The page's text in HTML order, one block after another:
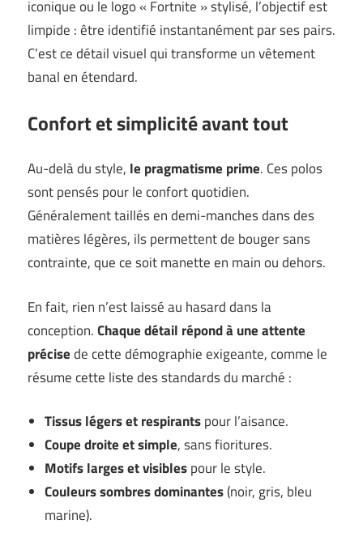
iconique ou le logo « Fortnite » stylisé, l’objectif est
limpide : être identifié instantanément par ses pairs.
C’est ce détail visuel qui transforme un vêtement
banal en étendard.
Confort et simplicité avant tout
Au-delà du style, le pragmatisme prime. Ces polos
sont pensés pour le confort quotidien.
Généralement taillés en demi-manches dans des
matières légères, ils permettent de bouger sans
contrainte, que ce soit manette en main ou dehors.
En fait, rien n’est laissé au hasard dans la
conception.Chaque détail répond à une attente
précisede cette démographie exigeante, comme le
résume cette liste des standards du marché :
Tissus légers et respirantspour l’aisance.
Coupe droite et simple, sans fioritures.
Motifs larges et visiblespour le style.
Couleurs sombres dominantes(noir, gris, bleu
marine).